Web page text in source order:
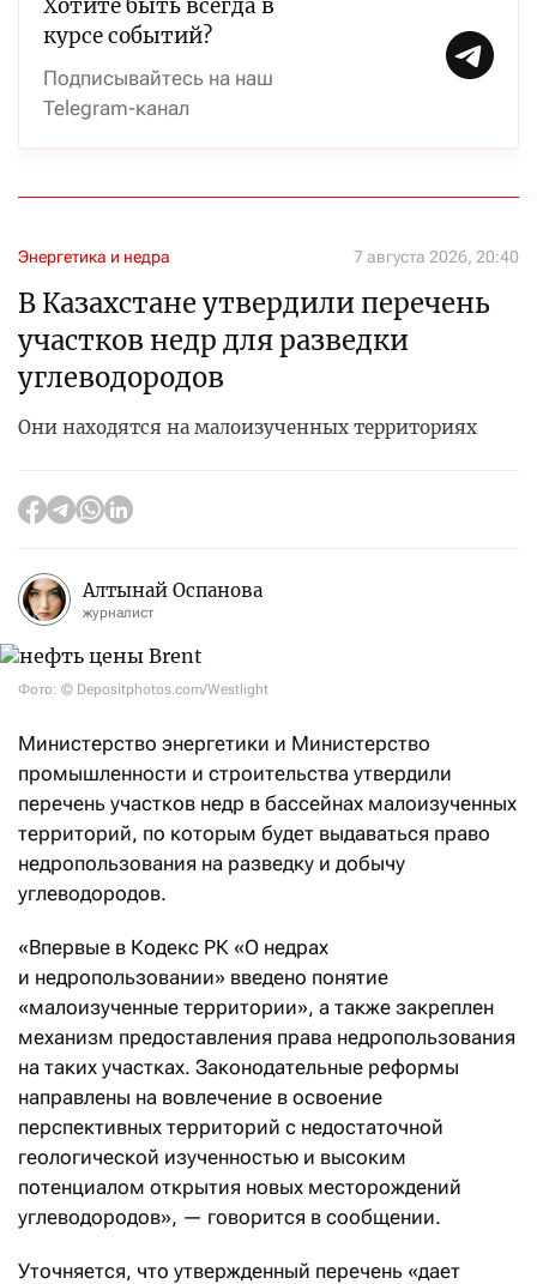
Хотите быть всегда в
курсе событий?
Подписывайтесь на наш
Telegram-канал
Энергетика и недра 7 августа 2026, 20:40
В Казахстане утвердили перечень
участков недр для разведки
углеводородов
Они находятся на малоизученных территориях
Алтынай Оспанова
журналист
Фото: © Depositphotos.com/Westlight
Министерство энергетики и Министерство
промышленности и строительства утвердили
перечень участков недр в бассейнах малоизученных
территорий, по которым будет выдаваться право
недропользования на разведку и добычу
углеводородов.
«Впервые в Кодекс РК «О недрах
и недропользовании» введено понятие
«малоизученные территории», а также закреплен
механизм предоставления права недропользования
на таких участках. Законодательные реформы
направлены на вовлечение в освоение
перспективных территорий с недостаточной
геологической изученностью и высоким
потенциалом открытия новых месторождений
углеводородов», — говорится в сообщении.
Уточняется, что утвержденный перечень «дает